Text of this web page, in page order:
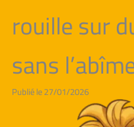
rouille sur
sans
Publié le 27/01/2026